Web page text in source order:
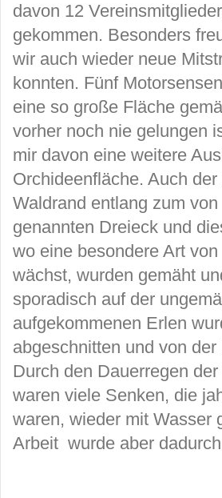
davon 12
gekommen. Besonders
wir auch wieder neue
konnten. Fünf
eine so große Fläche
vorher noch nie gelungen
mir davon eine weitere
Orchideenfläche. Auch
Waldrand entlang zum
genannten Dreieck und
wo eine besondere Art
wächst, wurden gemäht
sporadisch auf der
aufgekommenen Erlen
abgeschnitten und von der
Durch den Dauerregen
waren viele Senken, die
waren, wieder mit Wasser
Arbeit wurde aber